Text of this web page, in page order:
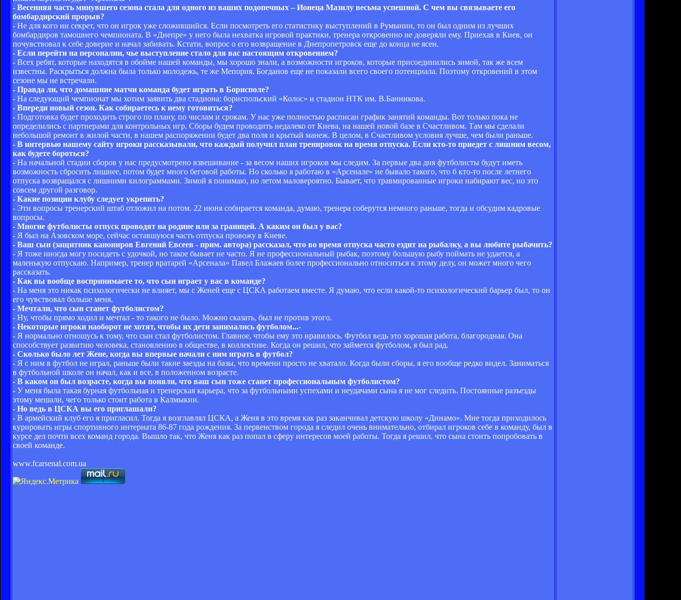
- Весенняя часть минувшего сезона стала для одного из ваших подопечных – Ионеца Мазилу весьма успешной. С чем вы связываете его
бомбардирский прорыв?
- Не для кого ни секрет, что он игрок уже сложившийся. Если посмотреть его статистику выступлений в Румынии, то он был одним из лучших
бомбардиров тамошнего чемпионата. В «Днепре» у него была нехватка игровой практики, тренера откровенно не доверяли ему. Приехав в Киев, он
почувствовал к себе доверие и начал забивать. Кстати, вопрос о его возвращение в Днепропетровск еще до конца не ясен.
- Если перейти на персоналии, чье выступление стало для вас настоящим откровением?
- Всех ребят, которые находятся в обойме нашей команды, мы хорошо знали, а возможности игроков, которые присоединились зимой, так же всем
известны. Раскрыться должна была только молодежь, те же Мепория, Богданов еще не показали всего своего потенциала. Поэтому откровений в этом
сезоне мы не встречали.
- Правда ли, что домашние матчи команда будет играть в Борисполе?
- На следующий чемпионат мы хотим заявить два стадиона: бориспольский «Колос» и стадион НТК им. В.Банникова.
- Впереди новый сезон. Как собираетесь к нему готовиться?
- Подготовка будет проходить строго по плану, по числам и срокам. У нас уже полностью расписан график занятий команды. Вот только пока не
определились с партнерами для контрольных игр. Сборы будем проводить недалеко от Киева, на нашей новой базе в Счастливом. Там мы сделали
небольшой ремонт в жилой части, в нашем распоряжении будет два поля и крытый манеж. В целом, в Счастливом условия лучше, чем были раньше.
- В интервью нашему сайту игроки рассказывали, что каждый получил план тренировок на время отпуска. Если кто-то приедет с лишним весом,
как будете бороться?
- На начальной стадии сборов у нас предусмотрено взвешивание - за весом наших игроков мы следим. За первые два дня футболисты будут иметь
возможность сбросить лишнее, потом будет много беговой работы. Но сколько я работаю в «Арсенале» не бывало такого, что б кто-то после летнего
отпуска возвращался с лишними килограммами. Зимой я понимаю, но летом маловероятно. Бывает, что травмированные игроки набирают вес, но это
совсем другой разговор.
- Какие позиции клубу следует укрепить?
- Эти вопросы тренерский штаб отложил на потом. 22 июня собирается команда, думаю, тренера соберутся немного раньше, тогда и обсудим кадровые
вопросы.
- Многие футболисты отпуск проводят на родине или за границей. А каким он был у вас?
- Я был на Азовском море, сейчас оставшуюся часть отпуска провожу в Киеве.
- Ваш сын (защитник канониров Евгений Евсеев - прим. автора) рассказал, что во время отпуска часто ездит на рыбалку, а вы любите рыбачить?
- Я тоже иногда могу посидеть с удочкой, но такое бывает не часто. Я не профессиональный рыбак, поэтому большую рыбу поймать не удается, а
маленькую отпускаю. Например, тренер вратарей «Арсенала» Павел Блажаев более профессионально относиться к этому делу, он может много чего
рассказать.
- Как вы вообще воспринимаете то, что сын играет у вас в команде?
- На меня это никак психологически не влияет, мы с Женей еще с ЦСКА работаем вместе. Я думаю, что если какой-то психологический барьер был, то он
его чувствовал больше меня.
- Мечтали, что сын станет футболистом?
- Ну, чтобы прямо ходил и мечтал - то такого не было. Можно сказать, был не против этого.
- Некоторые игроки наоборот не хотят, чтобы их дети занимались футболом...-
- Я нормально отношусь к тому, что сын стал футболистом. Главное, чтобы ему это нравилось. Футбол ведь это хорошая работа, благородная. Она
способствует развитию человека, становлению в обществе, в коллективе. Когда он решил, что займется футболом, я был рад.
- Сколько было лет Жене, когда вы впервые начали с ним играть в футбол?
- Я с ним в футбол не играл, раньше были такие заезды на базы, что времени просто не хватало. Когда были сборы, я его вообще редко видел. Заниматься
в футбольной школе он начал, как и все, в положенном возрасте.
- В каком он был возрасте, когда вы поняли, что ваш сын тоже станет профессиональным футболистом?
- У меня была такая бурная футбольная и тренерская карьера, что за футбольными успехами и неудачами сына я не мог следить. Постоянные разъезды
этому мешали, чего только стоит работа в Калмыкии.
- Но ведь в ЦСКА вы его приглашали?
- В армейский клуб его я пригласил. Тогда я возглавлял ЦСКА, а Женя в это время как раз заканчивал детскую школу «Динамо». Мне тогда приходилось
курировать игры спортивного интерната 86-87 года рождения. За первенством города я следил очень внимательно, отбирал игроков себе в команду, был в
курсе дел почти всех команд города. Вышло так, что Женя как раз попал в сферу интересов моей работы. Тогда я решил, что сына стоить попробовать в
своей команде.
www.fcarsenal.com.ua